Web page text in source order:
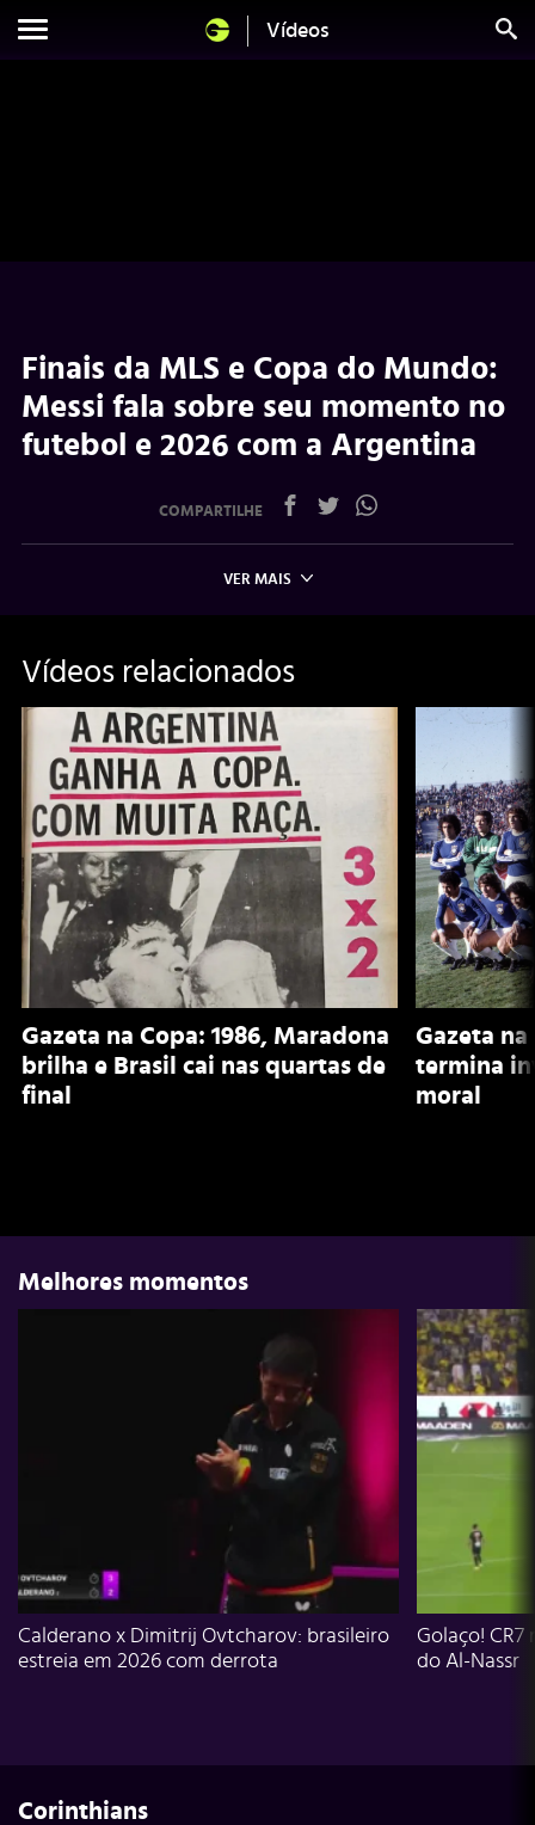
Vídeos
Finais da MLS e Copa do Mundo:
Messi fala sobre seu momento no
futebol e 2026 com a Argentina
COMPARTILHE
VER MAIS
Vídeos relacionados
Gazeta na Copa: 1986, Maradona
brilha e Brasil cai nas quartas de
final
Gazeta na
termina
moral
Melhores momentos
Calderano x Dimitrij Ovtcharov: brasileiro
estreia em 2026 com derrota
Golaço!
do Al-Nassr
Corinthians